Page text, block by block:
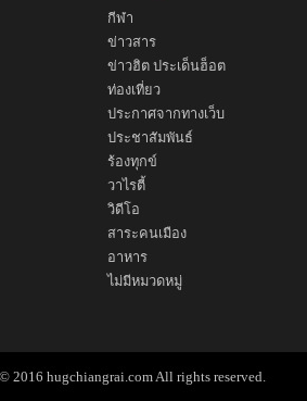
กีฬา
ข่าวสาร
ข่าวฮิต ประเด็นฮ็อต
ท่องเที่ยว
ประกาศจากทางเว็บ
ประชาสัมพันธ์
ร้องทุกข์
วาไรตี้
วิดีโอ
สาระคนเมือง
อาหาร
ไม่มีหมวดหมู่
2016 hugchiangrai.com All rights reserved.